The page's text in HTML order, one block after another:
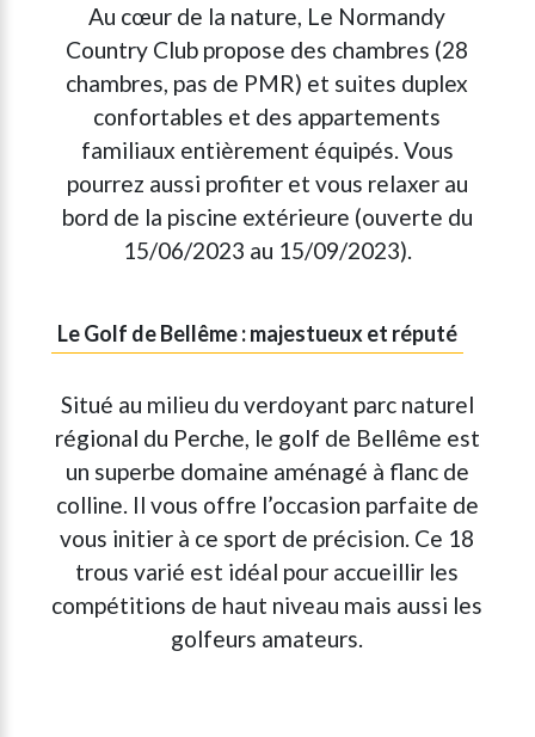
Au cœur de la nature, Le Normandy
Country Club propose des chambres (28
chambres, pas de PMR) et suites duplex
confortables et des appartements
familiaux entièrement équipés. Vous
pourrez aussi profiter et vous relaxer au
bord de la piscine extérieure (ouverte du
15/06/2023 au 15/09/2023).
Le Golf de Bellême : majestueux et réputé
Situé au milieu du verdoyant parc naturel
régional du Perche, le golf de Bellême est
un superbe domaine aménagé à flanc de
colline. Il vous offre l’occasion parfaite de
vous initier à ce sport de précision. Ce 18
trous varié est idéal pour accueillir les
compétitions de haut niveau mais aussi les
golfeurs amateurs.